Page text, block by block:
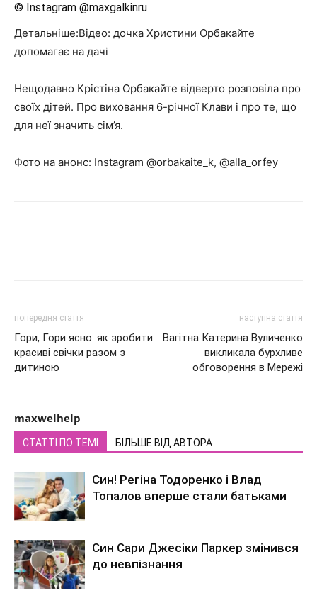
© Instagram @maxgalkinru
Детальніше:Відео: дочка Христини Орбакайте
допомагає на дачі
Нещодавно Крістіна Орбакайте відверто розповіла про
своїх дітей. Про виховання 6-річної Клави і про те, що
для неї значить сім’я.
Фото на анонс: Instagram @orbakaite_k, @alla_orfey
попередня стаття
Гори, Гори ясно: як зробити
красиві свічки разом з
дитиною
наступна стаття
Вагітна Катерина Вуличенко
викликала бурхливе
обговорення в Мережі
maxwelhelp
СТАТТІ ПО ТЕМІ БІЛЬШЕ ВІД АВТОРА
Син! Регіна Тодоренко і Влад
Топалов вперше стали батьками
Син Сари Джесіки Паркер змінився
до невпізнання